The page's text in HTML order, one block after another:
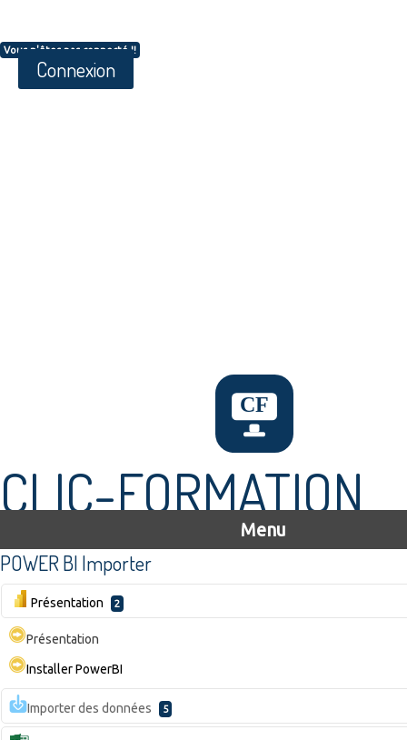
Vous n'êtes pas connecté !!
Connexion
CLIC-FORMATION
Menu
POWER BI Importer
Présentation 2
Présentation
Installer PowerBI
Importer des données 5